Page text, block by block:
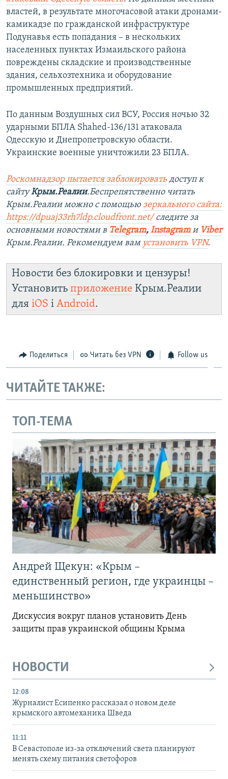
властей, в результате многочасовой атаки дронами-
камикадзе по гражданской инфраструктуре
Подунавья есть попадания – в нескольких
населенных пунктах Измаильского района
повреждены складские и производственные
здания, сельхозтехника и оборудование
промышленных предприятий.
По данным Воздушных сил ВСУ, Россия ночью 32
ударными БПЛА Shahed-136/131 атаковала
Одесскую и Днепропетровскую области.
Украинские военные уничтожили 23 БПЛА.
Роскомнадзор пытается заблокировать доступ к
сайтуКрым.Реалии.Беспрепятственно читать
Крым.Реалии можно с помощью зеркального сайта:
https://dpuaj33rh7ldp.cloudfront.net/следите за
основными новостями в Telegram, Instagramи Viber
Крым.Реалии. Рекомендуем вам установить VPN.
Новости без блокировки и цензуры!
Установить приложение Крым.Реалии
для iOS і Android.
Поделиться Читать без VPN Follow us
ЧИТАЙТЕ ТАКЖЕ:
ТОП-ТЕМА
Андрей Щекун: «Крым –
единственный регион, где украинцы –
меньшинство»
Дискуссия вокруг планов установить День
защиты прав украинской общины Крыма
НОВОСТИ
12:08
Журналист Есипенко рассказал о новом деле
крымского автомеханика Шведа
11:11
В Севастополе из-за отключений света планируют
менять схему питания светофоров